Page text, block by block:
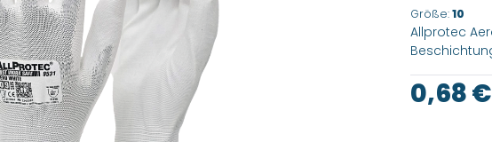
Größe:10
Allprotec
Regulärer
0,68 €